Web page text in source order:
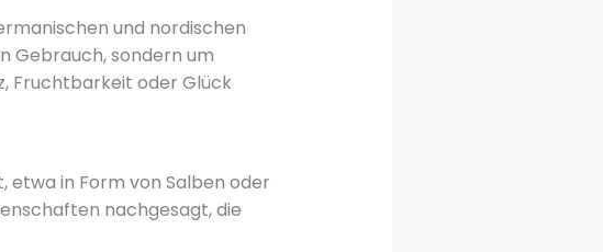
und nordischen
Gebrauch, sondern um
Fruchtbarkeit oder Glück
etwa in Form von Salben oder
nachgesagt, die